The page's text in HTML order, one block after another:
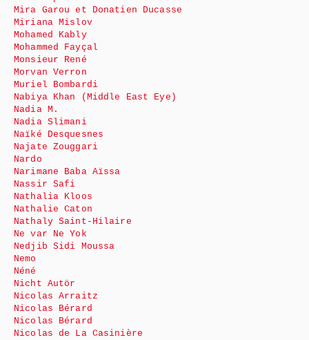
Mira Garou et Donatien Ducasse
Miriana Mislov
Mohamed Kably
Mohammed Fayçal
Monsieur René
Morvan Verron
Muriel Bombardi
Nabiya Khan (Middle East Eye)
Nadia M.
Nadia Slimani
Naïké Desquesnes
Najate Zouggari
Nardo
Narimane Baba Aïssa
Nassir Safi
Nathalia Kloos
Nathalie Caton
Nathaly Saint-Hilaire
Ne var Ne Yok
Nedjib Sidi Moussa
Nemo
Néné
Nicht Autör
Nicolas Arraitz
Nicolas Bérard
Nicolas Bérard
Nicolas de La Casinière